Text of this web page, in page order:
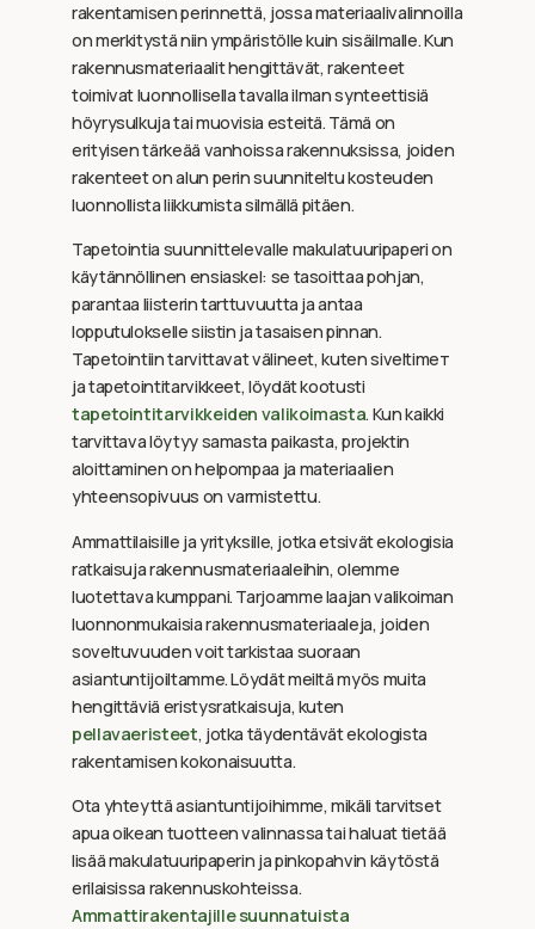
rakentamisen perinnettä, jossa materiaalivalinnoilla
on merkitystä niin ympäristölle kuin sisäilmalle. Kun
rakennusmateriaalit hengittävät, rakenteet
toimivat luonnollisella tavalla ilman synteettisiä
höyrysulkuja tai muovisia esteitä. Tämä on
erityisen tärkeää vanhoissa rakennuksissa, joiden
rakenteet on alun perin suunniteltu kosteuden
luonnollista liikkumista silmällä pitäen.
Tapetointia suunnittelevalle makulatuuripaperi on
käytännöllinen ensiaskel: se tasoittaa pohjan,
parantaa liisterin tarttuvuutta ja antaa
lopputulokselle siistin ja tasaisen pinnan.
Tapetointiin tarvittavat välineet, kuten siveltimет
ja tapetointitarvikkeet, löydät kootusti
tapetointitarvikkeiden valikoimasta. Kun kaikki
tarvittava löytyy samasta paikasta, projektin
aloittaminen on helpompaa ja materiaalien
yhteensopivuus on varmistettu.
Ammattilaisille ja yrityksille, jotka etsivät ekologisia
ratkaisuja rakennusmateriaaleihin, olemme
luotettava kumppani. Tarjoamme laajan valikoiman
luonnonmukaisia rakennusmateriaaleja, joiden
soveltuvuuden voit tarkistaa suoraan
asiantuntijoiltamme. Löydät meiltä myös muita
hengittäviä eristysratkaisuja, kuten
pellavaeristeet, jotka täydentävät ekologista
rakentamisen kokonaisuutta.
Ota yhteyttä asiantuntijoihimme, mikäli tarvitset
apua oikean tuotteen valinnassa tai haluat tietää
lisää makulatuuripaperin ja pinkopahvin käytöstä
erilaisissa rakennuskohteissa.
Ammattirakentajille suunnatuista